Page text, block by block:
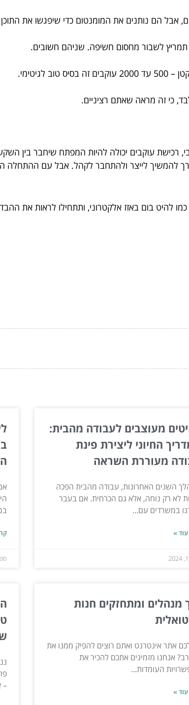
אבל הם נותנים את המומנטום כדי שיפגשו את
תמריץ לשבור מחסום חשיפה. שניהם חשובים.
כי זה מראה שאתם רציניים.
רכישת עוקבים יכולה להיות המפתח שיחבר בין
להמשיך לייצר ולהתחבר לקהל. אבל עם ההתחלה
להיט בום באזז אלקטרוני, ותתחילו לראות את
מעוצבים לעבודה מהבית:
החיוני ליצירת פינת
מעוררת השראה
השנים האחרונות, עבודה מהבית הפכה
לא רק נוחה, אלא גם הכרחית. אם בעבר
במשרדים עם...
»
ספט
מנהלים ומתחזקים חנות
אתר אינטרנט ואתם רוצים להפיק ממנו את
אנחנו מזמינים אתכם להכיר את
העומדות...
»
–